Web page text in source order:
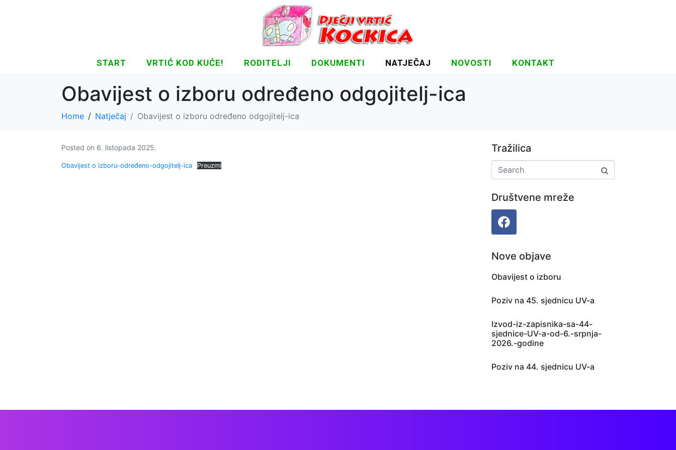
START VRTIĆ KOD KUĆE! RODITELJI DOKUMENTI NATJEČAJ NOVOSTI KONTAKT
Obavijest o izboru određeno odgojitelj-ica
Home Natječaj Obavijest o izboru određeno odgojitelj-ica
Posted on 6. listopada 2025.
Obavijest o izboru-određeno-odgojitelj-ica Preuzmi
Tražilica
Društvene mreže
Nove objave
Obavijest o izboru
Poziv na 45. sjednicu UV-a
Izvod-iz-zapisnika-sa-44-
sjednice-UV-a-od-6.-srpnja-
2026.-godine
Poziv na 44. sjednicu UV-a